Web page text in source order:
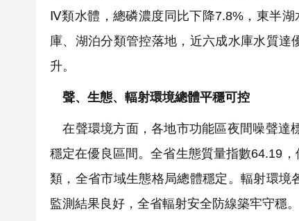
Ⅳ類水體，總磷濃度同比下降7.8%，東半
庫、湖泊分類管控落地，近六成水庫水質
升。
聲、生態、輻射環境總體平穩可控
在聲環境方面，各地市功能區夜間噪聲達
穩定在優良區間。全省生態質量指數64.19
類，全省市域生態格局總體穩定。輻射環
監測結果良好，全省輻射安全防線築牢守穩。